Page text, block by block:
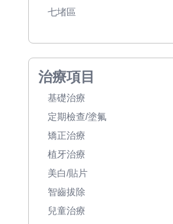
七堵區
治療項目
基礎治療
定期檢查/塗氟
矯正治療
植牙治療
美白/貼片
智齒拔除
兒童治療